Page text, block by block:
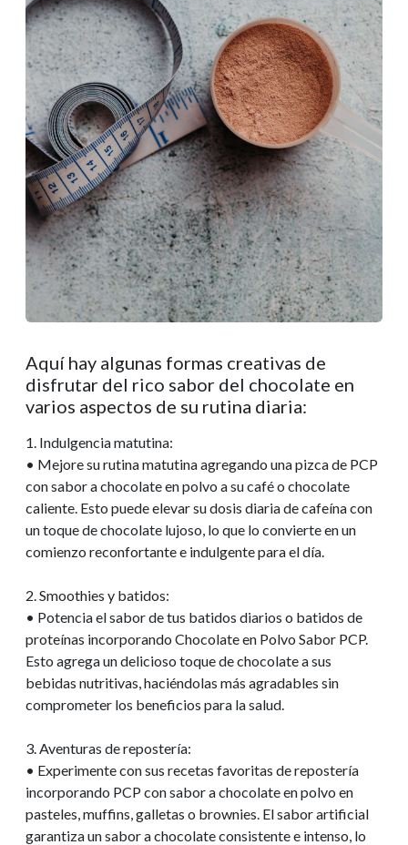
Aquí hay algunas formas creativas de
disfrutar del rico sabor del chocolate en
varios aspectos de su rutina diaria:
1. Indulgencia matutina:
• Mejore su rutina matutina agregando una pizca de PCP
con sabor a chocolate en polvo a su café o chocolate
caliente. Esto puede elevar su dosis diaria de cafeína con
un toque de chocolate lujoso, lo que lo convierte en un
comienzo reconfortante e indulgente para el día.
2. Smoothies y batidos:
• Potencia el sabor de tus batidos diarios o batidos de
proteínas incorporando Chocolate en Polvo Sabor PCP.
Esto agrega un delicioso toque de chocolate a sus
bebidas nutritivas, haciéndolas más agradables sin
comprometer los beneficios para la salud.
3. Aventuras de repostería:
• Experimente con sus recetas favoritas de repostería
incorporando PCP con sabor a chocolate en polvo en
pasteles, muffins, galletas o brownies. El sabor artificial
garantiza un sabor a chocolate consistente e intenso, lo